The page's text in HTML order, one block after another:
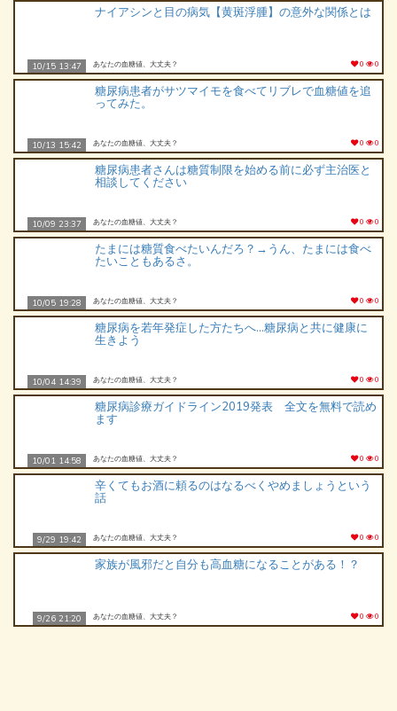
10/15 13:47
ナイアシンと目の病気【黄斑浮腫】の意外な関係とは
あなたの血糖値、大丈夫？ 0 0
10/13 15:42
糖尿病患者がサツマイモを食べてリブレで血糖値を追
ってみた。
あなたの血糖値、大丈夫？ 0 0
10/09 23:37
糖尿病患者さんは糖質制限を始める前に必ず主治医と
相談してください
あなたの血糖値、大丈夫？ 0 0
10/05 19:28
たまには糖質食べたいんだろ？→うん、たまには食べ
たいこともあるさ。
あなたの血糖値、大丈夫？ 0 0
10/04 14:39
糖尿病を若年発症した方たちへ…糖尿病と共に健康に
生きよう
あなたの血糖値、大丈夫？ 0 0
10/01 14:58
糖尿病診療ガイドライン2019発表 全文を無料で読め
ます
あなたの血糖値、大丈夫？ 0 0
9/29 19:42
辛くてもお酒に頼るのはなるべくやめましょうという
話
あなたの血糖値、大丈夫？ 0 0
9/26 21:20
家族が風邪だと自分も高血糖になることがある！？
あなたの血糖値、大丈夫？ 0 0